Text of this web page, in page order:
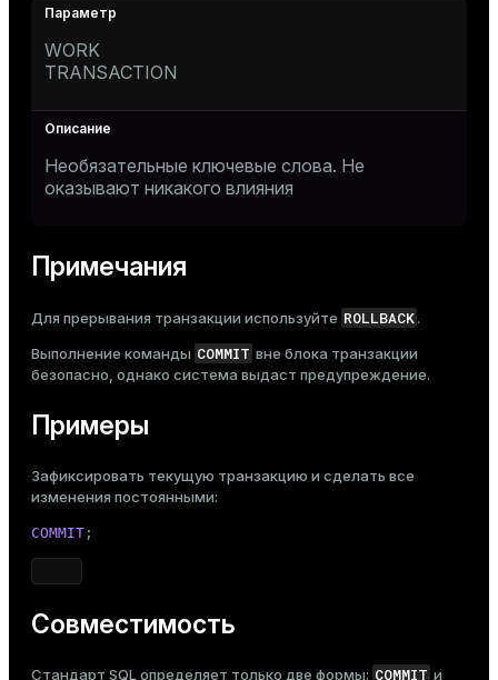
WORK
TRANSACTION
Необязательные ключевые слова. Не
оказывают никакого влияния
Примечания
Для прерывания транзакции используйте ROLLBACK.
Выполнение команды COMMIT вне блока транзакции
безопасно, однако система выдаст предупреждение.
Примеры
Зафиксировать текущую транзакцию и сделать все
изменения постоянными:
COMMIT ;
Совместимость
Стандарт SQL определяет только две формы: COMMIT и